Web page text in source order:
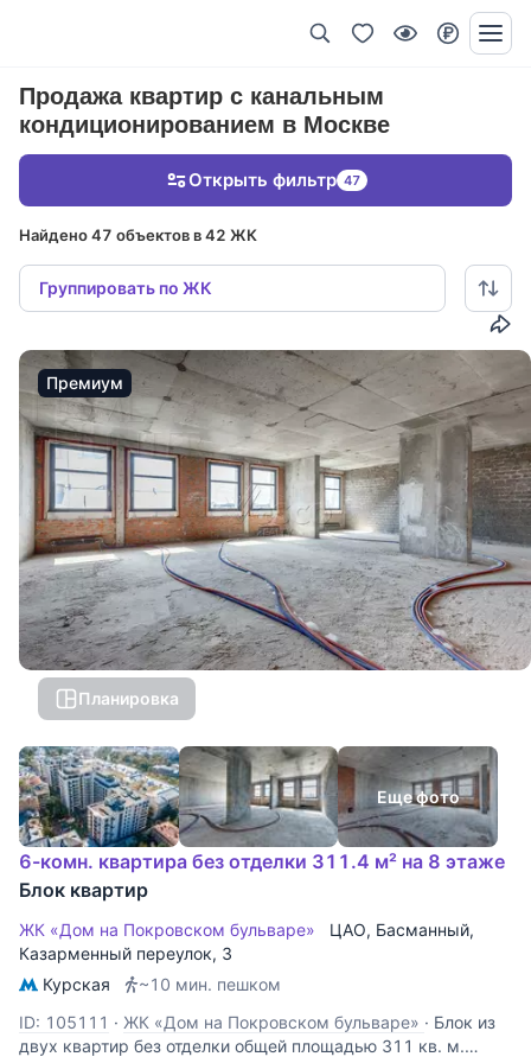
Продажа квартир с канальным
кондиционированием в Москве
Найдено 47 объектов в 42 ЖК
Группировать по ЖК
Открыть фильтр 47
Премиум
Планировка
Еще фото
6-комн. квартира без отделки 311.4 м² на 8 этаже
Блок квартир
ЖК «Дом на Покровском бульваре» ЦАО, Басманный,
Казарменный переулок, 3
Курская
~10 мин. пешком
ID: 105111 · ЖК «Дом на Покровском бульваре» · Блок из
двух квартир без отделки общей площадью 311 кв. м.